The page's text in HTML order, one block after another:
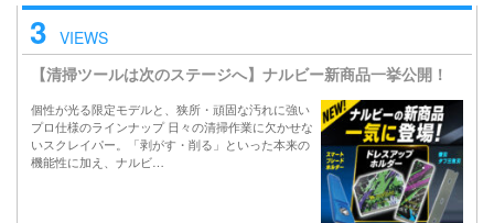
3 VIEWS
【清掃ツールは次のステージへ】ナルビー新商品一挙公開！
個性が光る限定モデルと、狭所・頑固な汚れに強い
プロ仕様のラインナップ 日々の清掃作業に欠かせな
いスクレイパー。「剥がす・削る」といった本来の
機能性に加え、ナルビ…